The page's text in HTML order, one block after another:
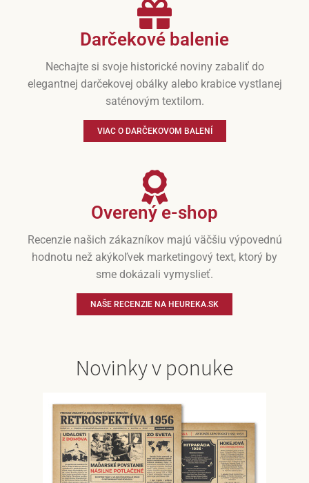
Darčekové balenie
Nechajte si svoje historické noviny zabaliť do
elegantnej darčekovej obálky alebo krabice vystlanej
saténovým textilom.
VIAC O DARČEKOVOM BALENÍ
Overený e-shop
Recenzie našich zákazníkov majú väčšiu výpovednú
hodnotu než akýkoľvek marketingový text, ktorý by
sme dokázali vymyslieť.
NAŠE RECENZIE NA HEUREKA.SK
Novinky v ponuke